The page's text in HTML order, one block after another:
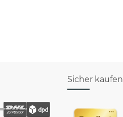
Sicher kaufen